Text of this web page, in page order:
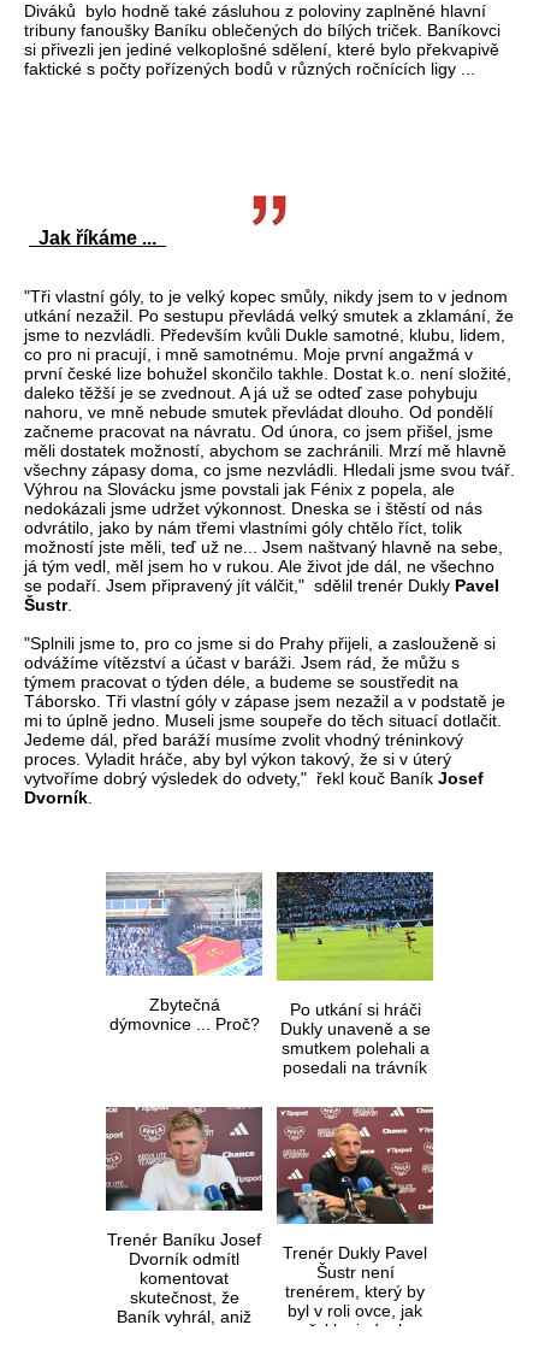
Diváků bylo hodně také zásluhou z poloviny zaplněné hlavní
tribuny fanoušky Baníku oblečených do bílých triček. Baníkovci
si přivezli jen jediné velkoplošné sdělení, které bylo překvapivě
faktické s počty pořízených bodů v různých ročnících ligy ...
Jak říkáme ...
"Tři vlastní góly, to je velký kopec smůly, nikdy jsem to v jednom
utkání nezažil. Po sestupu převládá velký smutek a zklamání, že
jsme to nezvládli. Především kvůli Dukle samotné, klubu, lidem,
co pro ni pracují, i mně samotnému. Moje první angažmá v
první české lize bohužel skončilo takhle. Dostat k.o. není složité,
daleko těžší je se zvednout. A já už se odteď zase pohybuju
nahoru, ve mně nebude smutek převládat dlouho. Od pondělí
začneme pracovat na návratu. Od února, co jsem přišel, jsme
měli dostatek možností, abychom se zachránili. Mrzí mě hlavně
všechny zápasy doma, co jsme nezvládli. Hledali jsme svou tvář.
Výhrou na Slovácku jsme povstali jak Fénix z popela, ale
nedokázali jsme udržet výkonnost. Dneska se i štěstí od nás
odvrátilo, jako by nám třemi vlastními góly chtělo říct, tolik
možností jste měli, teď už ne... Jsem naštvaný hlavně na sebe,
já tým vedl, měl jsem ho v rukou. Ale život jde dál, ne všechno
se podaří. Jsem připravený jít válčit," sdělil trenér Dukly Pavel
Šustr.
"Splnili jsme to, pro co jsme si do Prahy přijeli, a zaslouženě si
odvážíme vítězství a účast v baráži. Jsem rád, že můžu s
týmem pracovat o týden déle, a budeme se soustředit na
Táborsko. Tři vlastní góly v zápase jsem nezažil a v podstatě je
mi to úplně jedno. Museli jsme soupeře do těch situací dotlačit.
Jedeme dál, před baráží musíme zvolit vhodný tréninkový
proces. Vyladit hráče, aby byl výkon takový, že si v úterý
vytvoříme dobrý výsledek do odvety," řekl kouč Baník Josef
Dvorník
Zbytečná
dýmovnice ... Proč?
Po utkání si hráči
Dukly unaveně a se
smutkem polehali a
posedali na trávník
Trenér Baníku Josef
Dvorník odmítl
komentovat
skutečnost, že
Baník vyhrál, aniž
Trenér Dukly Pavel
Šustr není
trenérem, který by
byl v roli ovce, jak
řekl a jednal